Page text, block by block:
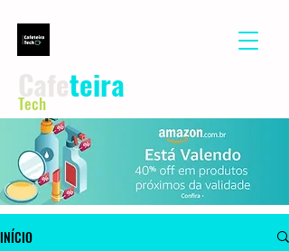
teira
Tech
INÍCIO